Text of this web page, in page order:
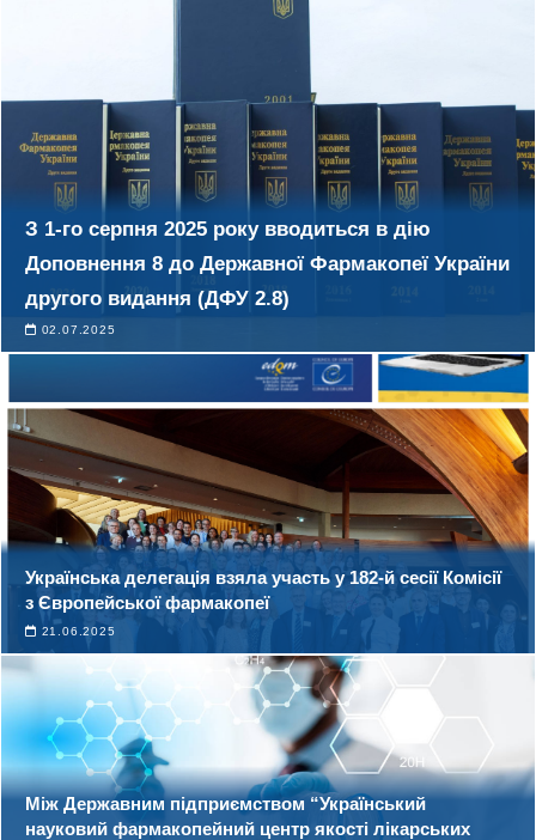
o
n
З 1-го серпня 2025 року вводиться в дію
Доповнення 8 до Державної Фармакопеї України
другого видання (ДФУ 2.8)
02.07.2025
Українська делегація взяла участь у 182-й сесії Комісії
з Європейської фармакопеї
21.06.2025
Між Державним підприємством “Український
науковий фармакопейний центр якості лікарських